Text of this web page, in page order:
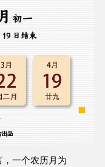
一个农历月为